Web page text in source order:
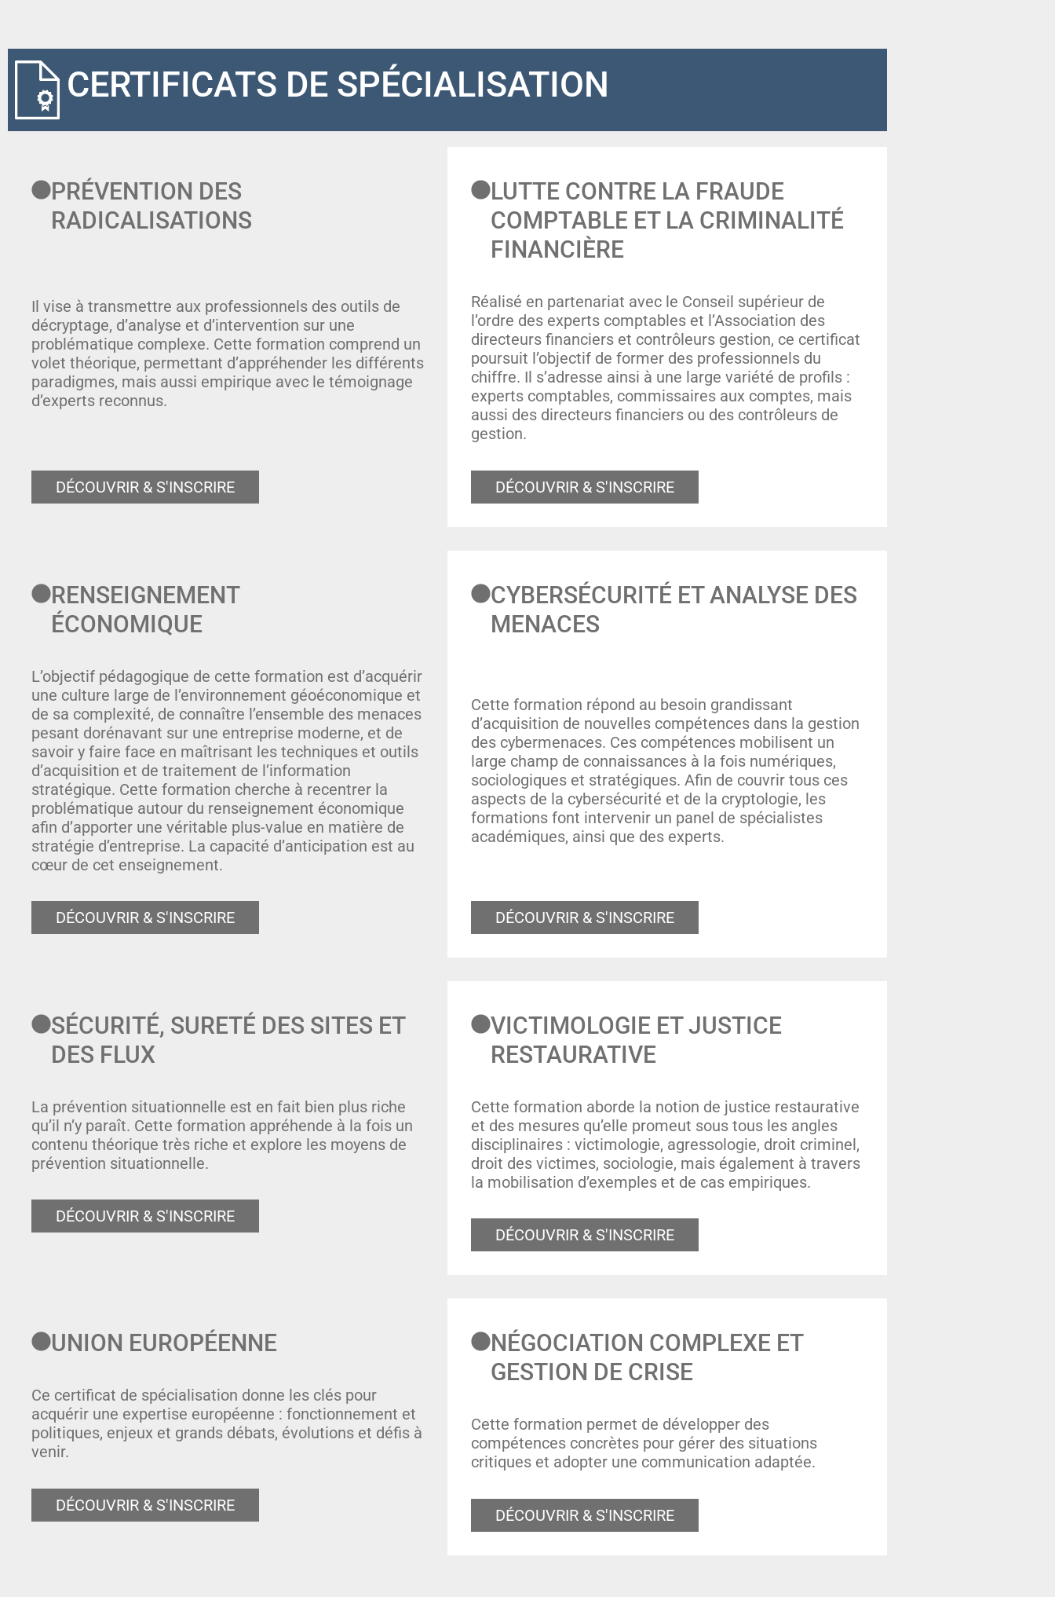
CERTIFICATS DE SPÉCIALISATION
PRÉVENTION DES
RADICALISATIONS
Il vise à transmettre aux professionnels des outils de
décryptage, d’analyse et d’intervention sur une
problématique complexe. Cette formation comprend un
volet théorique, permettant d’appréhender les différents
paradigmes, mais aussi empirique avec le témoignage
d’experts reconnus.
DÉCOUVRIR & S'INSCRIRE
LUTTE CONTRE LA FRAUDE
COMPTABLE ET LA CRIMINALITÉ
FINANCIÈRE
Réalisé en partenariat avec le Conseil supérieur de
l’ordre des experts comptables et l’Association des
directeurs financiers et contrôleurs gestion, ce certificat
poursuit l’objectif de former des professionnels du
chiffre. Il s’adresse ainsi à une large variété de profils :
experts comptables, commissaires aux comptes, mais
aussi des directeurs financiers ou des contrôleurs de
gestion.
DÉCOUVRIR & S'INSCRIRE
RENSEIGNEMENT
ÉCONOMIQUE
L’objectif pédagogique de cette formation est d’acquérir
une culture large de l’environnement géoéconomique et
de sa complexité, de connaître l’ensemble des menaces
pesant dorénavant sur une entreprise moderne, et de
savoir y faire face en maîtrisant les techniques et outils
d’acquisition et de traitement de l’information
stratégique. Cette formation cherche à recentrer la
problématique autour du renseignement économique
afin d’apporter une véritable plus-value en matière de
stratégie d’entreprise. La capacité d’anticipation est au
cœur de cet enseignement.
DÉCOUVRIR & S'INSCRIRE
CYBERSÉCURITÉ ET ANALYSE DES
MENACES
Cette formation répond au besoin grandissant
d’acquisition de nouvelles compétences dans la gestion
des cybermenaces. Ces compétences mobilisent un
large champ de connaissances à la fois numériques,
sociologiques et stratégiques. Afin de couvrir tous ces
aspects de la cybersécurité et de la cryptologie, les
formations font intervenir un panel de spécialistes
académiques, ainsi que des experts.
DÉCOUVRIR & S'INSCRIRE
SÉCURITÉ, SURETÉ DES SITES ET
DES FLUX
La prévention situationnelle est en fait bien plus riche
qu’il n’y paraît. Cette formation appréhende à la fois un
contenu théorique très riche et explore les moyens de
prévention situationnelle.
DÉCOUVRIR & S'INSCRIRE
VICTIMOLOGIE ET JUSTICE
RESTAURATIVE
Cette formation aborde la notion de justice restaurative
et des mesures qu’elle promeut sous tous les angles
disciplinaires : victimologie, agressologie, droit criminel,
droit des victimes, sociologie, mais également à travers
la mobilisation d’exemples et de cas empiriques.
DÉCOUVRIR & S'INSCRIRE
UNION EUROPÉENNE
Ce certificat de spécialisation donne les clés pour
acquérir une expertise européenne : fonctionnement et
politiques, enjeux et grands débats, évolutions et défis à
venir.
DÉCOUVRIR & S'INSCRIRE
NÉGOCIATION COMPLEXE ET
GESTION DE CRISE
Cette formation permet de développer des
compétences concrètes pour gérer des situations
critiques et adopter une communication adaptée.
DÉCOUVRIR & S'INSCRIRE